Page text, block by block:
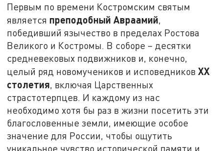
Первым по времени Костромским святым
является преподобный Авраамий
победивший язычество в пределах Ростова
Великого и Костромы. В соборе – десятки
средневековых подвижников и, конечно,
целый ряд новомучеников и исповедниковXX
столетия , включая Царственных
страстотерпцев. И каждому из нас
необходимо хотя бы раз в жизни посетить эти
благословенные земли, имеющие особое
значение для России, чтобы ощутить
уникальное чувство исторической памяти и